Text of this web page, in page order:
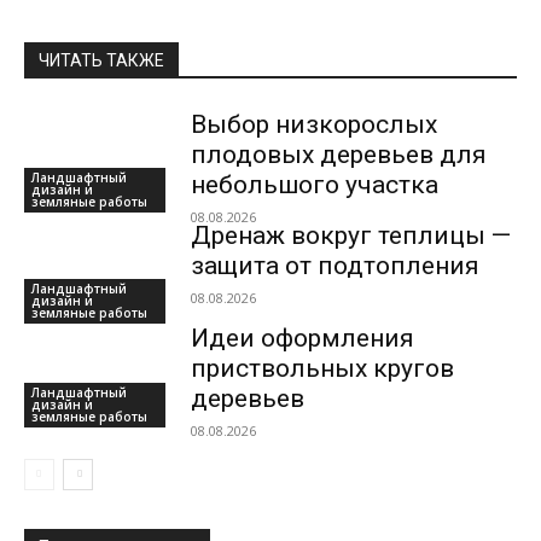
ЧИТАТЬ ТАКЖЕ
Ландшафтный
дизайн и
земляные работы
Выбор низкорослых
плодовых деревьев для
небольшого участка
08.08.2026
Ландшафтный
дизайн и
земляные работы
Дренаж вокруг теплицы —
защита от подтопления
08.08.2026
Ландшафтный
дизайн и
земляные работы
Идеи оформления
приствольных кругов
деревьев
08.08.2026